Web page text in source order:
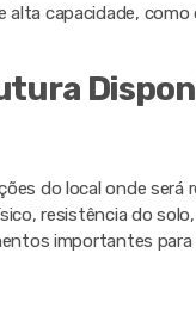
alta capacidade, como
do local onde será
resistência do
importantes para